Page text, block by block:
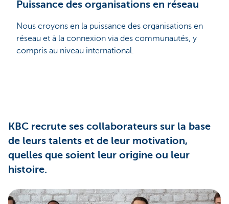
Puissance des organisations en réseau
Nous croyons en la puissance des organisations en
réseau et à la connexion via des communautés, y
compris au niveau international.
KBC recrute ses collaborateurs sur la base
de leurs talents et de leur motivation,
quelles que soient leur origine ou leur
histoire.